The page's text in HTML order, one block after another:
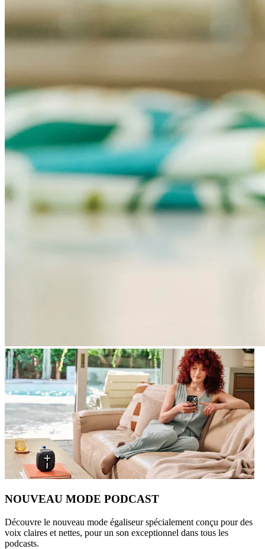
NOUVEAU MODE PODCAST
Découvre le nouveau mode égaliseur spécialement conçu pour des
voix claires et nettes, pour un son exceptionnel dans tous les
podcasts.